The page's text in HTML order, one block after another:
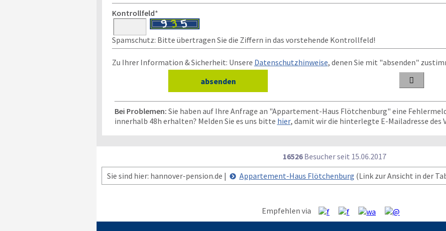
Kontrollfeld*
Spamschutz: Bitte übertragen Sie die Ziffern in das vorstehende Kontrollfeld!
Zu Ihrer Information & Sicherheit: Unsere Datenschutzhinweise, denen Sie mit "absenden"

Bei Problemen: Sie haben auf Ihre Anfrage an "Appartement-Haus Flötchenburg" eine
innerhalb 48h erhalten? Melden Sie es uns bitte hier, damit wir die hinterlegte E-Mailadresse des
16526Besucher seit 15.06.2017
Sie sind hier: hannover-pension.de |
Appartement-Haus Flötchenburg (Link zur Ansicht in der
Empfehlen via